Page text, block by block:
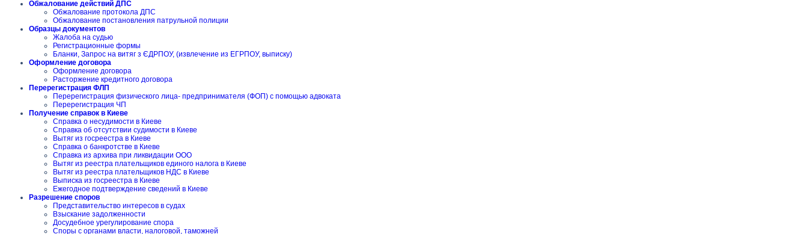
Обжалование действий ДПС
Обжалование протокола ДПС
Обжалование постановления патрульной полиции
Образцы документов
Жалоба на судью
Регистрационные формы
Бланки, Запрос на витяг з ЄДРПОУ, (извлечение из ЕГРПОУ, выписку)
Оформление договора
Оформление договора
Расторжение кредитного договора
Перерегистрация ФЛП
Перерегистрация физического лица- предпринимателя (ФОП) с помощью адвоката
Перерегистрация ЧП
Получение справок в Киеве
Справка о несудимости в Киеве
Справка об отсутствии судимости в Киеве
Вытяг из госреестра в Киеве
Справка о банкротстве в Киеве
Справка из архива при ликвидации ООО
Вытяг из реестра плательщиков единого налога в Киеве
Вытяг из реестра плательщиков НДС в Киеве
Выписка из госреестра в Киеве
Ежегодное подтверждение сведений в Киеве
Разрешение споров
Представительство интересов в судах
Взыскание задолженности
Досудебное урегулирование спора
Споры с органами власти, налоговой, таможней